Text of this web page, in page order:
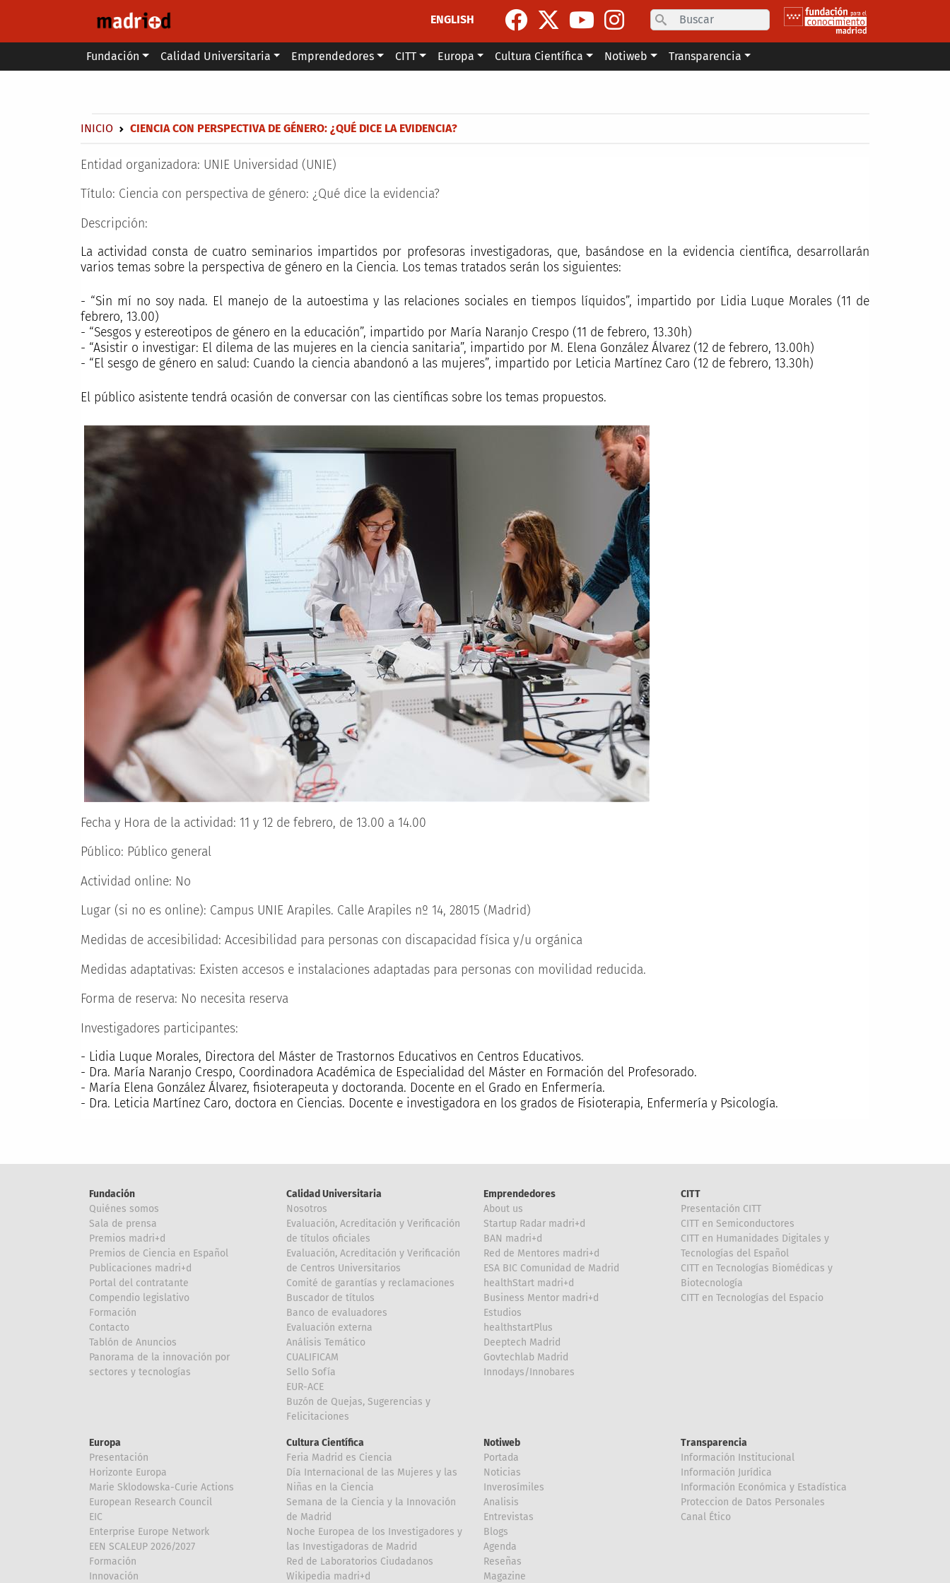
ENGLISH
Search
Main menu
Fundación Calidad Universitaria Emprendedores CITT Europa Cultura Científica Notiweb Transparencia
Sobrescribir enlaces de ayuda a la navegación
INICIO CIENCIA CON PERSPECTIVA DE GÉNERO: ¿QUÉ DICE LA EVIDENCIA?
Entidad organizadora: UNIE Universidad (UNIE)
Título: Ciencia con perspectiva de género: ¿Qué dice la evidencia?
Descripción:
La actividad consta de cuatro seminarios impartidos por profesoras investigadoras, que, basándose en la evidencia científica, desarrollarán
varios temas sobre la perspectiva de género en la Ciencia. Los temas tratados serán los siguientes:
- “Sin mí no soy nada. El manejo de la autoestima y las relaciones sociales en tiempos líquidos”, impartido por Lidia Luque Morales (11 de
febrero, 13.00)
- “Sesgos y estereotipos de género en la educación”, impartido por María Naranjo Crespo (11 de febrero, 13.30h)
- “Asistir o investigar: El dilema de las mujeres en la ciencia sanitaria”, impartido por M. Elena González Álvarez (12 de febrero, 13.00h)
- “El sesgo de género en salud: Cuando la ciencia abandonó a las mujeres”, impartido por Leticia Martínez Caro (12 de febrero, 13.30h)
El público asistente tendrá ocasión de conversar con las científicas sobre los temas propuestos.
Fecha y Hora de la actividad: 11 y 12 de febrero, de 13.00 a 14.00
Público: Público general
Actividad online: No
Lugar (si no es online): Campus UNIE Arapiles. Calle Arapiles nº 14, 28015 (Madrid)
Medidas de accesibilidad: Accesibilidad para personas con discapacidad física y/u orgánica
Medidas adaptativas: Existen accesos e instalaciones adaptadas para personas con movilidad reducida.
Forma de reserva: No necesita reserva
Investigadores participantes:
- Lidia Luque Morales, Directora del Máster de Trastornos Educativos en Centros Educativos.
- Dra. María Naranjo Crespo, Coordinadora Académica de Especialidad del Máster en Formación del Profesorado.
- María Elena González Álvarez, fisioterapeuta y doctoranda. Docente en el Grado en Enfermería.
- Dra. Leticia Martínez Caro, doctora en Ciencias. Docente e investigadora en los grados de Fisioterapia, Enfermería y Psicología.
Fundación
Quiénes somos
Sala de prensa
Premios madri+d
Premios de Ciencia en Español
Publicaciones madri+d
Portal del contratante
Compendio legislativo
Formación
Contacto
Tablón de Anuncios
Panorama de la innovación por
sectores y tecnologías
Calidad Universitaria
Nosotros
Evaluación, Acreditación y Verificación
de títulos oficiales
Evaluación, Acreditación y Verificación
de Centros Universitarios
Comité de garantías y reclamaciones
Buscador de títulos
Banco de evaluadores
Evaluación externa
Análisis Temático
CUALIFICAM
Sello Sofía
EUR-ACE
Buzón de Quejas, Sugerencias y
Felicitaciones
Emprendedores
About us
Startup Radar madri+d
BAN madri+d
Red de Mentores madri+d
ESA BIC Comunidad de Madrid
healthStart madri+d
Business Mentor madri+d
Estudios
healthstartPlus
Deeptech Madrid
Govtechlab Madrid
Innodays/Innobares
CITT
Presentación CITT
CITT en Semiconductores
CITT en Humanidades Digitales y
Tecnologías del Español
CITT en Tecnologías Biomédicas y
Biotecnología
CITT en Tecnologías del Espacio
Europa
Presentación
Horizonte Europa
Marie Sklodowska-Curie Actions
European Research Council
EIC
Enterprise Europe Network
EEN SCALEUP 2026/2027
Formación
Innovación
Cultura Científica
Feria Madrid es Ciencia
Día Internacional de las Mujeres y las
Niñas en la Ciencia
Semana de la Ciencia y la Innovación
de Madrid
Noche Europea de los Investigadores y
las Investigadoras de Madrid
Red de Laboratorios Ciudadanos
Wikipedia madri+d
Notiweb
Portada
Noticias
Inverosímiles
Analisis
Entrevistas
Blogs
Agenda
Reseñas
Magazine
Transparencia
Información Institucional
Información Jurídica
Información Económica y Estadística
Proteccion de Datos Personales
Canal Ético